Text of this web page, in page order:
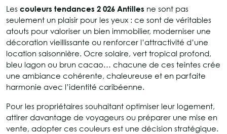
Les couleurs tendances 2 026 Antilles ne sont pas
seulement un plaisir pour les yeux : ce sont de véritables
atouts pour valoriser un bien immobilier, moderniser une
décoration vieillissante ou renforcer l’attractivité d’une
location saisonnière. Ocre solaire, vert tropical profond,
bleu lagon ou brun cacao… chacune de ces teintes crée
une ambiance cohérente, chaleureuse et en parfaite
harmonie avec l’identité caribéenne.
Pour les propriétaires souhaitant optimiser leur logement,
attirer davantage de voyageurs ou préparer une mise en
vente, adopter ces couleurs est une décision stratégique.